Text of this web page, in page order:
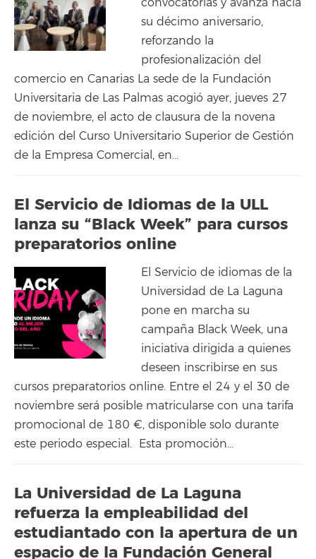
convocatorias y avanza hacia
su décimo aniversario,
reforzando la
profesionalización del
comercio en Canarias La sede de la Fundación
Universitaria de Las Palmas acogió ayer, jueves 27
de noviembre, el acto de clausura de la novena
edición del Curso Universitario Superior de Gestión
de la Empresa Comercial, en…
El Servicio de Idiomas de la ULL
lanza su “Black Week” para cursos
preparatorios online
El Servicio de idiomas de la
Universidad de La Laguna
pone en marcha su
campaña Black Week, una
iniciativa dirigida a quienes
deseen inscribirse en sus
cursos preparatorios online. Entre el 24 y el 30 de
noviembre será posible matricularse con una tarifa
promocional de 180 €, disponible solo durante
este periodo especial. Esta promoción…
La Universidad de La Laguna
refuerza la empleabilidad del
estudiantado con la apertura de un
espacio de la Fundación General